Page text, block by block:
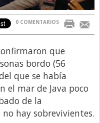
0 COMENTARIOS
que
bordo (56
que se había
el mar de Java poco
de la
hay sobrevivientes.